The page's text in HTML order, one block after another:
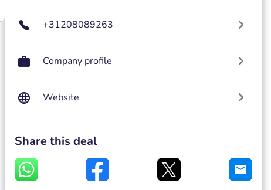
+31208089263
Company profile
Website
Share this deal